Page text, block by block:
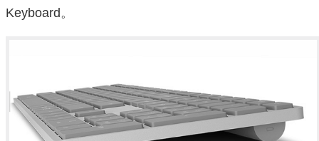
Keyboard。